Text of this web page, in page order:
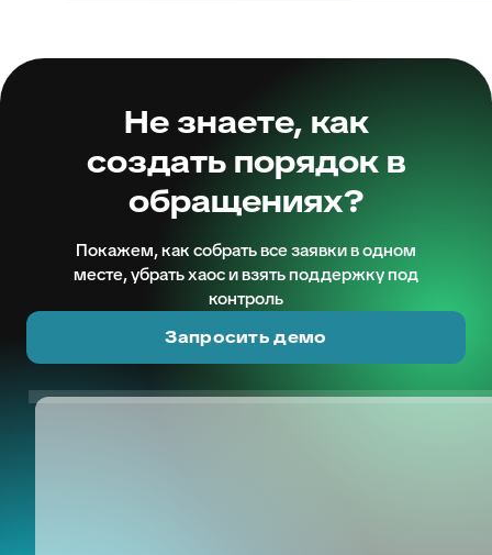
Не знаете, как
создать порядок в
обращениях?
Покажем, как собрать все заявки в одном
месте, убрать хаос и взять поддержку под
контроль
Запросить демо